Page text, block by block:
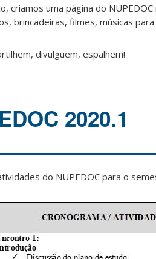
criamos uma página do
brincadeiras, filmes, músicas
divulguem, espalhem!
2020.1
do NUPEDOC para o